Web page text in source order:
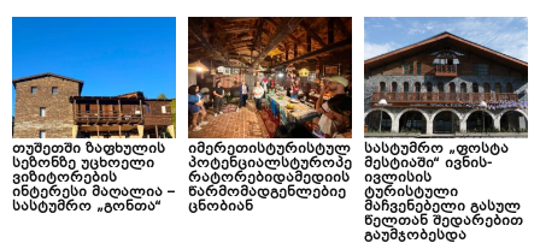
თუშეთში ზაფხულის
სეზონზე უცხოელი
ვიზიტორების
ინტერესი მაღალია –
სასტუმრო „გონთა“
იმერეთისტურისტულ
პოტენციალსტუროპე
რატორებიდამედიის
წარმომადგენლებიე
ცნობიან
სასტუმრო „ფოსტა
მესტიაში“ ივნის-
ივლისის
ტურისტული
მაჩვენებელი გასულ
წელთან შედარებით
გაუმჯობესდა